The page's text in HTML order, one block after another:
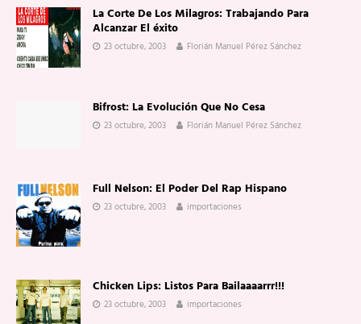
La Corte De Los Milagros: Trabajando Para
Alcanzar El éxito
23 octubre, 2003 Florián Manuel Pérez Sánchez
Bifrost: La Evolución Que No Cesa
23 octubre, 2003 Florián Manuel Pérez Sánchez
Full Nelson: El Poder Del Rap Hispano
23 octubre, 2003 importaciones
Chicken Lips: Listos Para Bailaaaarrr!!!
23 octubre, 2003 importaciones